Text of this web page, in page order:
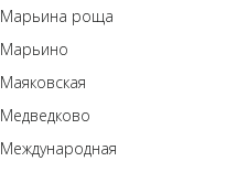
Марьина роща
Марьино
Маяковская
Медведково
Международная